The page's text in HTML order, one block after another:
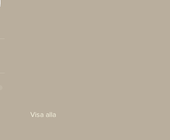
Visa alla